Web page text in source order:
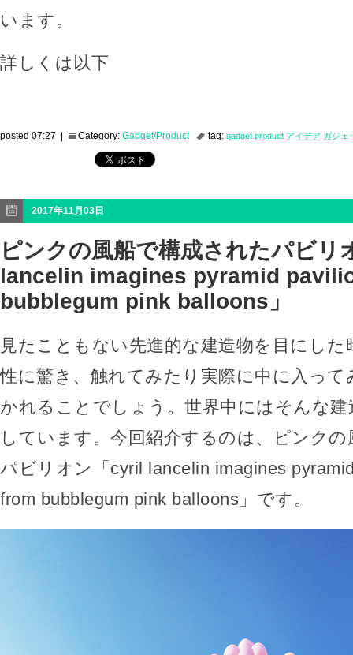
います。
詳しくは以下
posted 07:27 | Category: Gadget/Product tag: gadget product アイデア ガジェ
2017年11月03日
ピンクの風船で構成されたパビリ
lancelin imagines pyramid
bubblegum pink balloons」
見たこともない先進的な建造物を目にし
性に驚き、触れてみたり実際に中に入って
かれることでしょう。世界中にはそんな
しています。今回紹介するのは、ピンク
パビリオン「cyril lancelin imagines
from bubblegum pink balloons」です。